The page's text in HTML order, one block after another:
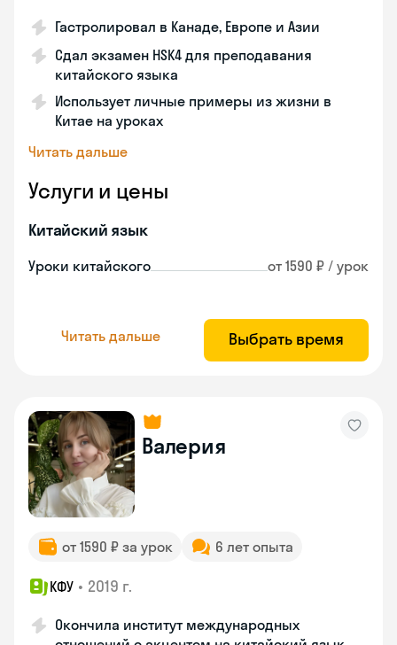
Гастролировал в Канаде, Европе и Азии
Сдал экзамен HSK4 для преподавания
китайского языка
Использует личные примеры из жизни в
Китае на уроках
Читать дальше
Услуги и цены
Китайский язык
Уроки китайского от 1590 ₽ / урок
Читать дальше Выбрать время
Валерия
от 1590 ₽ за урок 6 лет опыта
КФУ • 2019 г.
Окончила институт международных